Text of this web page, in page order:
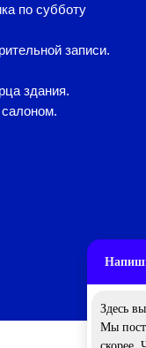
по субботу
записи.
здания.
салоном.
Здесь
Мы